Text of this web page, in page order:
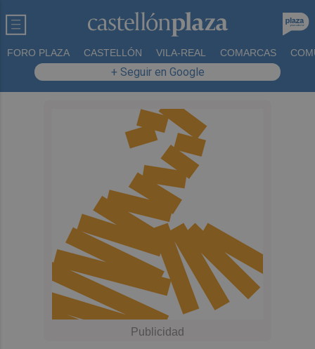
FORO PLAZA CASTELLÓN VILA-REAL COMARCAS
+ Seguir en Google